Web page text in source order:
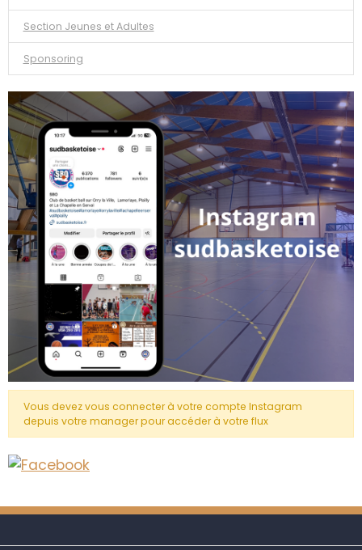
Section Jeunes et Adultes
Sponsoring
Vous devez vous connecter à votre compte Instagram
depuis votre manager pour accéder à votre flux